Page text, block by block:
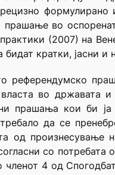
формулирано
прашање во
(2007) на
кратки, јасни и
референдумско
во државата
прашања кои би
да се
од
со
членот 4 од